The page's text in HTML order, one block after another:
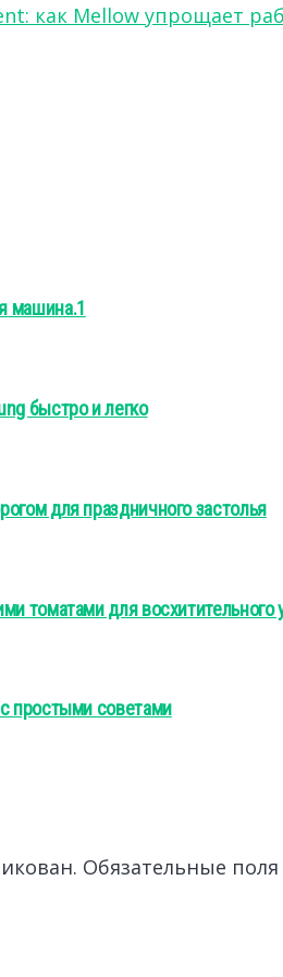
как Mellow упрощает
машина.1
быстро и легко
для праздничного застолья
томатами для восхитительного
простыми советами
Обязательные